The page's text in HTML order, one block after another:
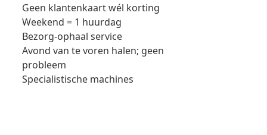
Geen klantenkaart wél korting
Weekend = 1 huurdag
Bezorg-ophaal service
Avond van te voren halen; geen
probleem
Specialistische machines